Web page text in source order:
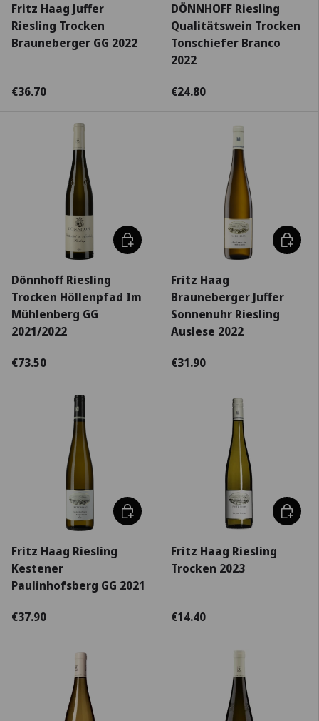
Fritz Haag Juffer
Riesling Trocken
Brauneberger GG 2022
€36.70
DÖNNHOFF Riesling
Qualitätswein Trocken
Tonschiefer Branco
2022
€24.80
Dönnhoff Riesling
Trocken Höllenpfad Im
Mühlenberg GG
2021/2022
€73.50
Escolha as opções
Fritz Haag
Brauneberger Juffer
Sonnenuhr Riesling
Auslese 2022
€31.90
Fritz Haag Riesling
Kestener
Paulinhofsberg GG 2021
€37.90
Escolha as opções
Fritz Haag Riesling
Trocken 2023
€14.40